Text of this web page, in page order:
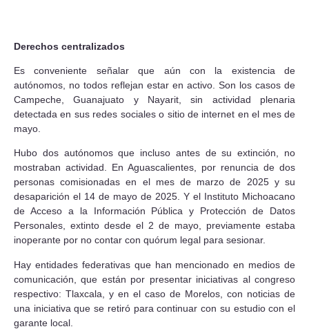
Derechos centralizados
Es conveniente señalar que aún con la existencia de
autónomos, no todos reflejan estar en activo. Son los casos de
Campeche, Guanajuato y Nayarit, sin actividad plenaria
detectada en sus redes sociales o sitio de internet en el mes de
mayo.
Hubo dos autónomos que incluso antes de su extinción, no
mostraban actividad. En Aguascalientes, por renuncia de dos
personas comisionadas en el mes de marzo de 2025 y su
desaparición el 14 de mayo de 2025. Y el Instituto Michoacano
de Acceso a la Información Pública y Protección de Datos
Personales, extinto desde el 2 de mayo, previamente estaba
inoperante por no contar con quórum legal para sesionar.
Hay entidades federativas que han mencionado en medios de
comunicación, que están por presentar iniciativas al congreso
respectivo: Tlaxcala, y en el caso de Morelos, con noticias de
una iniciativa que se retiró para continuar con su estudio con el
garante local.